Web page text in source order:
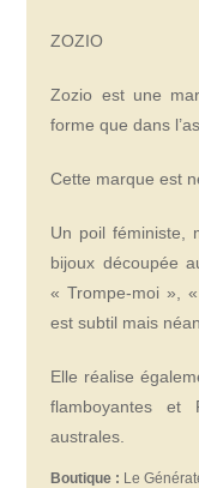
ZOZIO
Zozio est une
forme que dans
Cette marque est
Un poil féministe,
bijoux découpée
« Trompe-moi »,
est subtil mais
Elle réalise
flamboyantes et
australes.
Boutique : Le